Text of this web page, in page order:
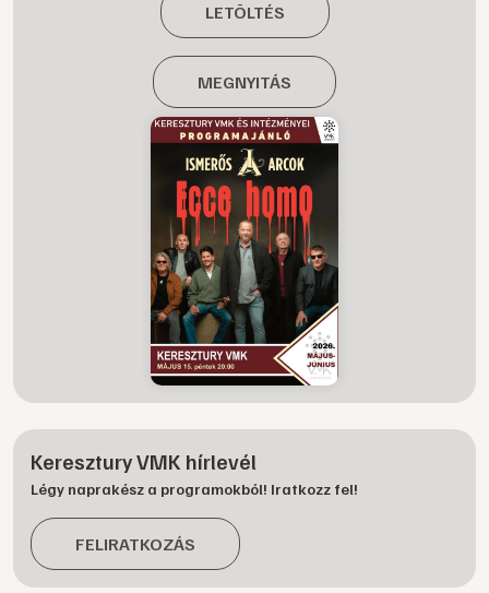
LETÖLTÉS
MEGNYITÁS
Keresztury VMK hírlevél
Légy naprakész a programokból! Iratkozz fel!
FELIRATKOZÁS